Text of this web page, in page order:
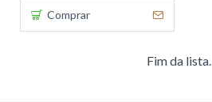
Comprar
Fim da lista.